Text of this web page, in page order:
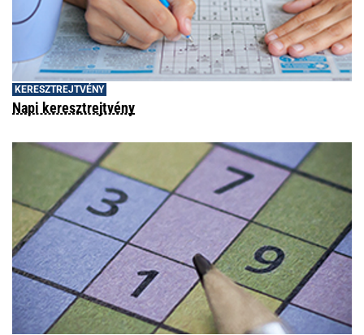
KERESZTREJTVÉNY
Napi keresztrejtvény